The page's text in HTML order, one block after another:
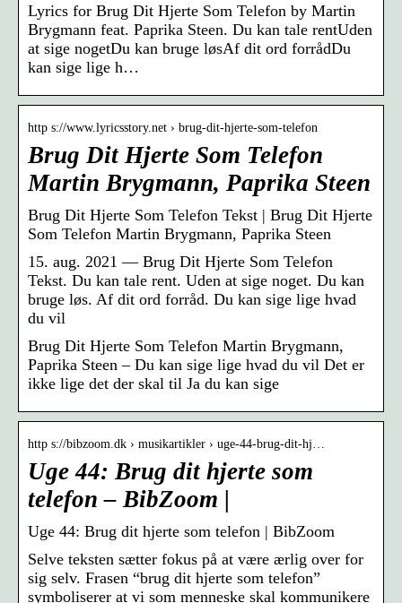
Lyrics for Brug Dit Hjerte Som Telefon by Martin
Brygmann feat. Paprika Steen. Du kan tale rentUden
at sige nogetDu kan bruge løsAf dit ord forrådDu
kan sige lige h…
http s://www.lyricsstory.net › brug-dit-hjerte-som-telefon
Brug Dit Hjerte Som Telefon
Martin Brygmann, Paprika Steen
Brug Dit Hjerte Som Telefon Tekst | Brug Dit Hjerte
Som Telefon Martin Brygmann, Paprika Steen
15. aug. 2021 — Brug Dit Hjerte Som Telefon
Tekst. Du kan tale rent. Uden at sige noget. Du kan
bruge løs. Af dit ord forråd. Du kan sige lige hvad
du vil
Brug Dit Hjerte Som Telefon Martin Brygmann,
Paprika Steen – Du kan sige lige hvad du vil Det er
ikke lige det der skal til Ja du kan sige
http s://bibzoom.dk › musikartikler › uge-44-brug-dit-hj…
Uge 44: Brug dit hjerte som
telefon – BibZoom |
Uge 44: Brug dit hjerte som telefon | BibZoom
Selve teksten sætter fokus på at være ærlig over for
sig selv. Frasen “brug dit hjerte som telefon”
symboliserer at vi som menneske skal kommunikere